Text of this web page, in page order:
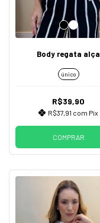
Body regata alça
único
R$39,90
R$37,91 com Pix
COMPRAR